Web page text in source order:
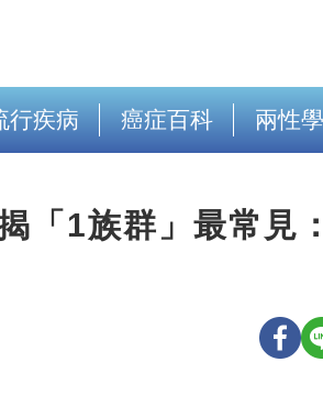
行疾病 癌症百科 兩性
「1族群」最常見